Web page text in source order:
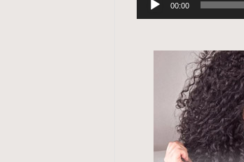
00:00